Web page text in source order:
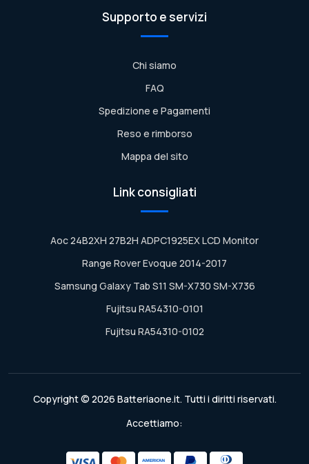
Supporto e servizi
Chi siamo
FAQ
Spedizione e Pagamenti
Reso e rimborso
Mappa del sito
Link consigliati
Aoc 24B2XH 27B2H ADPC1925EX LCD Monitor
Range Rover Evoque 2014-2017
Samsung Galaxy Tab S11 SM-X730 SM-X736
Fujitsu RA54310-0101
Fujitsu RA54310-0102
Copyright © 2026 Batteriaone.it. Tutti i diritti riservati.
Accettiamo: